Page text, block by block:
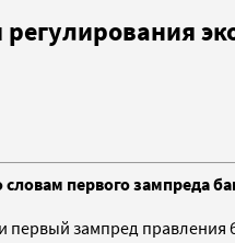
первого зампреда
первый зампред